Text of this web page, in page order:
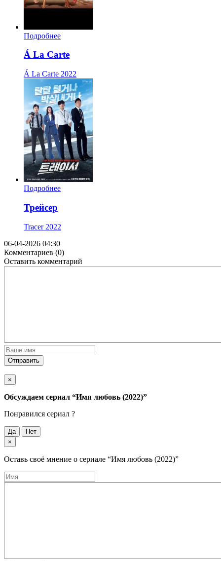
Подробнее
Á La Carte
Á La Carte 2022
Подробнее
Трейсер
Tracer 2022
06-04-2026 04:30
Комментариев (0)
Оставить комментарий
Отправить
×
Обсуждаем cериал “Имя любовь (2022)”
Понравился cериал ?
Да
Нет
×
Оставь своё мнение о cериале “Имя любовь (2022)”